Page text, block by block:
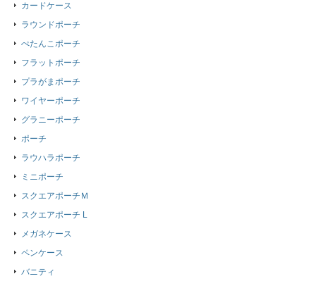
カードケース
ラウンドポーチ
ぺたんこポーチ
フラットポーチ
プラがまポーチ
ワイヤーポーチ
グラニーポーチ
ポーチ
ラウハラポーチ
ミニポーチ
スクエアポーチＭ
スクエアポーチ L
メガネケース
ペンケース
バニティ